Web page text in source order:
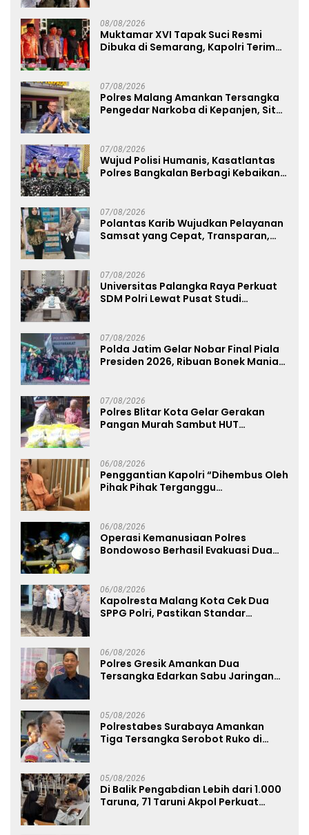
08/08/2026
Muktamar XVI Tapak Suci Resmi
Dibuka di Semarang, Kapolri Terima
07/08/2026
Polres Malang Amankan Tersangka
Pengedar Narkoba di Kepanjen, Sita
07/08/2026
Wujud Polisi Humanis, Kasatlantas
Polres Bangkalan Berbagi Kebaikan
07/08/2026
Polantas Karib Wujudkan Pelayanan
Samsat yang Cepat, Transparan,
07/08/2026
Universitas Palangka Raya Perkuat
SDM Polri Lewat Pusat Studi
07/08/2026
Polda Jatim Gelar Nobar Final Piala
Presiden 2026, Ribuan Bonek Mania
07/08/2026
Polres Blitar Kota Gelar Gerakan
Pangan Murah Sambut HUT
06/08/2026
Penggantian Kapolri “Dihembus Oleh
Pihak Pihak Terganggu
06/08/2026
Operasi Kemanusiaan Polres
Bondowoso Berhasil Evakuasi Dua
06/08/2026
Kapolresta Malang Kota Cek Dua
SPPG Polri, Pastikan Standar
06/08/2026
Polres Gresik Amankan Dua
Tersangka Edarkan Sabu Jaringan
05/08/2026
Polrestabes Surabaya Amankan
Tiga Tersangka Serobot Ruko di
05/08/2026
Di Balik Pengabdian Lebih dari 1.000
Taruna, 71 Taruni Akpol Perkuat